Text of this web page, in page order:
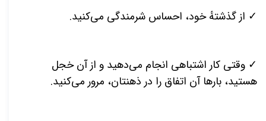
✓ از گذشتهٔ خود، احساس شرمندگی می‌کنید.
✓ وقتی کار اشتباهی انجام می‌دهید و از آن خجل
هستید، بارها آن اتفاق را در ذهنتان، مرور می‌کنید.